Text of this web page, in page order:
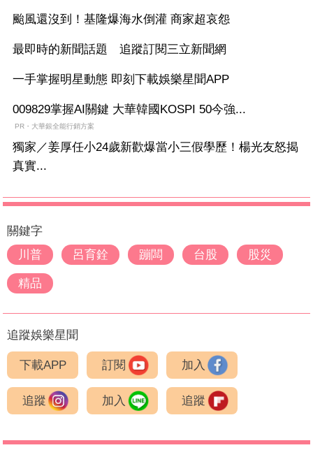
颱風還沒到！基隆爆海水倒灌 商家超哀怨
最即時的新聞話題 追蹤訂閱三立新聞網
一手掌握明星動態 即刻下載娛樂星聞APP
009829掌握AI關鍵 大華韓國KOSPI 50今強...
PR・大華銀全能行銷方案
獨家／姜厚任小24歲新歡爆當小三假學歷！楊光友怒揭
真實...
關鍵字
川普
呂育銓 蹦闆 台股 股災
精品
追蹤娛樂星聞
下載APP 訂閱 加入
追蹤 加入 追蹤